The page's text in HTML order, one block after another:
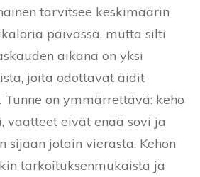
tarvitsee keskimäärin
päivässä, mutta silti
aikana on yksi
joita odottavat äidit
Tunne on ymmärrettävä: keho
vaatteet eivät enää sovi ja
sijaan jotain vierasta. Kehon
tarkoituksenmukaista ja